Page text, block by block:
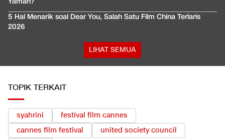
5 Hal Menarik soal Dear You, Salah Satu Film China Terlaris
2026
LIHAT SEMUA
TOPIK TERKAIT
syahrini
festival film cannes
cannes film festival
united society council